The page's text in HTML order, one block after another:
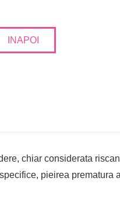
INAPOI
chiar considerata
pieirea